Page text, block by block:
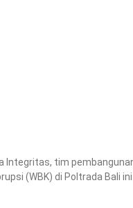
Integritas, tim
(WBK) di Poltrada Bali